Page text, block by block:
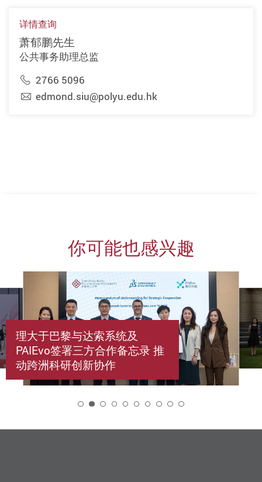
详情查询
萧郁鹏先生
公共事务助理总监
2766 5096
edmond.siu@polyu.edu.hk
你可能也感兴趣
理大于巴黎与达索系统及
PAIEvo签署三方合作备忘录 推
动跨洲科研创新协作